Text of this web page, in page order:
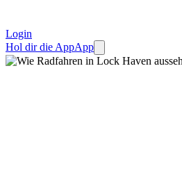
Login
Hol dir die AppApp